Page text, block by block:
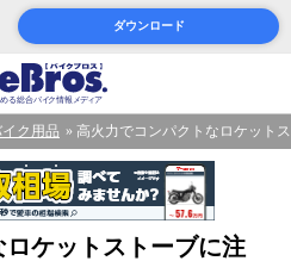
ダウンロード
ク用品 高火力でコンパクトなロケット
ケットストーブに注